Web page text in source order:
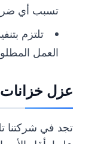
تسبب أي
تلتزم
العمل
عزل خزانات
تجد في شركتنا